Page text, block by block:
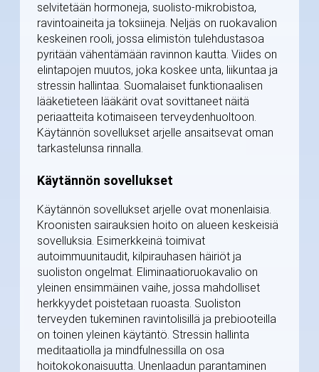
selvitetään hormoneja, suolisto-mikrobistoa,
ravintoaineita ja toksiineja. Neljäs on ruokavalion
keskeinen rooli, jossa elimistön tulehdustasoa
pyritään vähentämään ravinnon kautta. Viides on
elintapojen muutos, joka koskee unta, liikuntaa ja
stressin hallintaa. Suomalaiset funktionaalisen
lääketieteen lääkärit ovat sovittaneet näitä
periaatteita kotimaiseen terveydenhuoltoon.
Käytännön sovellukset arjelle ansaitsevat oman
tarkastelunsa rinnalla.
Käytännön sovellukset
Käytännön sovellukset arjelle ovat monenlaisia.
Kroonisten sairauksien hoito on alueen keskeisiä
sovelluksia. Esimerkkeinä toimivat
autoimmuunitaudit, kilpirauhasen häiriöt ja
suoliston ongelmat. Eliminaatioruokavalio on
yleinen ensimmäinen vaihe, jossa mahdolliset
herkkyydet poistetaan ruoasta. Suoliston
terveyden tukeminen ravintolisillä ja prebiooteilla
on toinen yleinen käytäntö. Stressin hallinta
meditaatiolla ja mindfulnessilla on osa
hoitokokonaisuutta. Unenlaadun parantaminen